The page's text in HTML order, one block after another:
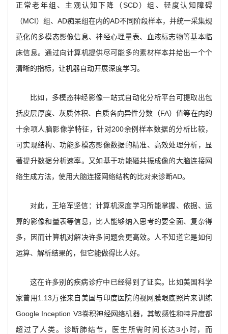
正常老年组、主观认知下降（SCD）组、轻度认知障碍
（MCI）组、AD痴呆组在内的AD不同阶段样本，并统一采集规
范化的多模态影像信息、神经心理量表、血液标志物等基本临
床信息。通过向计算机提供尽可能多的素材样本并给出一个个
清晰的指标，让机器自动开展深度学习。
比如，多模态神经影像一站式自动化分析平台可提取出包
括皮层厚度、灰质体积、白质各向异性分数（FA）值等在内的
十余项人脑影像学特征，针对200余例样本数据的分析比较，
可实现结构、功能多模态影像数据的精准、高效处理分析，显
著提升数据分析速率。又如基于功能磁共振成像的大脑连接网
络生成方法，使用大脑连接网络结构的比对来诊断AD。
对此，王培军坚信：计算机深度学习所能掌握、依据、运
算的影像和量表等信息，比人能够纳入思考的要全面、复杂得
多，因而计算机对解决许多问题会更高效。人不知道它是如何
运算、解析结果的，但它能做得比人好。
这在许多别的疾病诊疗中已经得到了证实。比如美国科学
家曾用1.13万张来自美国与印度医院的视网膜眼底照片来训练
Google Inception V3卷积神经网络机器，其敏感性和特异度都
超过了人类。诊断肺结节，医生所需时间长达3小时，而